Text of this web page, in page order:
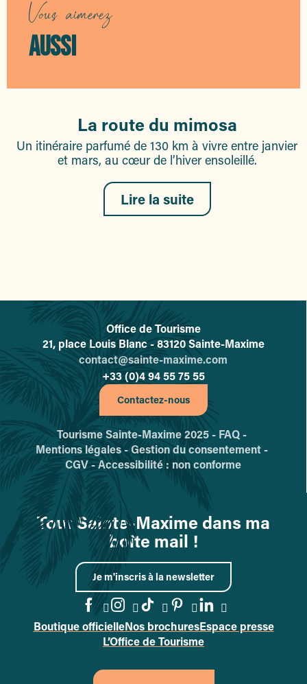
Vous aimerez
AUSSI
La route du mimosa
Un itinéraire parfumé de 130 km à vivre entre janvier
et mars, au cœur de l’hiver ensoleillé.
Lire la suite
L'office de tourisme de Sainte-
Office de Tourisme
21, place Louis Blanc - 83120 Sainte-Maxime
contact@sainte-maxime.com
+33 (0)4 94 55 75 55
Contactez-nous
Tourisme Sainte-Maxime 2025 - FAQ -
Mentions légales -Gestion du consentement -
CGV -Accessibilité : non conforme
Tout Sainte-Maxime dans ma
boîte mail !
Je m'inscris à la newsletter
Accéder à la page Facebook
Accéder à la page
Accéder à la page
Accéder à la
Accéder à la
Boutique officielleNos brochuresEspace presse
L’Office de Tourisme